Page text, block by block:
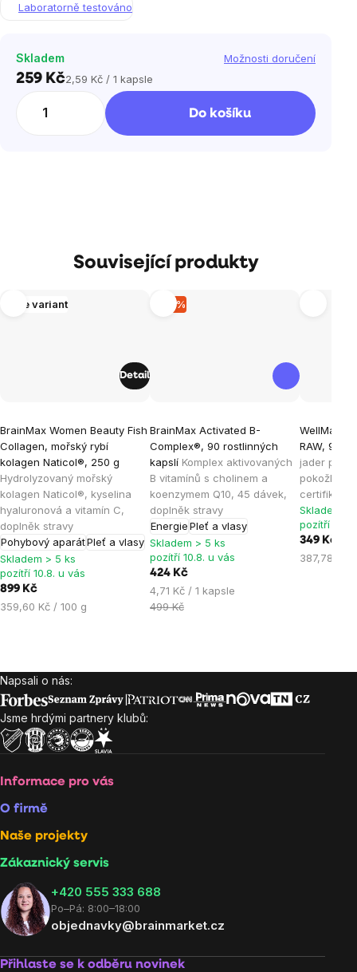
Laboratorně testováno
Skladem Možnosti doručení
259 KčMěrná
2,59 Kč / 1 kapsle
Do košíku
Související produkty
Více variant
BrainMax Women Beauty Fish
Collagen, mořský rybí
kolagen Naticol®, 250 g
Hydrolyzovaný mořský
kolagen Naticol®, kyselina
hyaluronová a vitamín C,
doplněk stravy
Pohybový aparátPleť a vlasy
hodnocení
produktu
je
4,9
z
5
hvězdiček.
Skladem > 5 ks
pozítří 10.8. u vás
899 Kč
Měrná
359,60 Kč / 100 g
Detail
–15 %
BrainMax Activated B-
Complex®, 90 rostlinných
kapslí Komplex aktivovaných
B vitamínů s cholinem a
koenzymem Q10, 45 dávek,
doplněk stravy
EnergiePleť a vlasy
hodnocení
produktu
je
5,0
z
5
hvězdiček.
Skladem > 5 ks
pozítří 10.8. u vás
424 Kč
Měrná
cena:
4,71 Kč / 1 kapsle
499 Kč
WellMax®
RAW, 90
jader pro
pokožky /
certifikát
produktu
je
5,0
z
5
Skladem >
pozítří
349 Kč
Měrná
387,78 Kč
Zápatí
Napsali o nás:
Jsme hrdými partnery klubů:
Informace pro vás
O firmě
Naše projekty
Zákaznický servis
‭+420 555 333 688
Po–Pá: 8:00–18:00
objednavky@brainmarket.cz
Přihlaste se k odběru novinek